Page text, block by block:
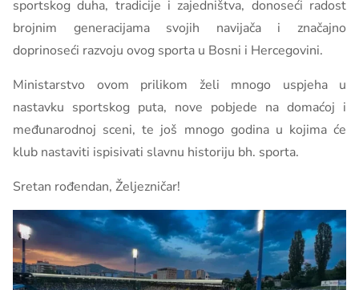
sportskog duha, tradicije i zajedništva, donoseći radost
brojnim generacijama svojih navijača i značajno
doprinoseći razvoju ovog sporta u Bosni i Hercegovini.
Ministarstvo ovom prilikom želi mnogo uspjeha u
nastavku sportskog puta, nove pobjede na domaćoj i
međunarodnoj sceni, te još mnogo godina u kojima će
klub nastaviti ispisivati slavnu historiju bh. sporta.
Sretan rođendan, Željezničar!